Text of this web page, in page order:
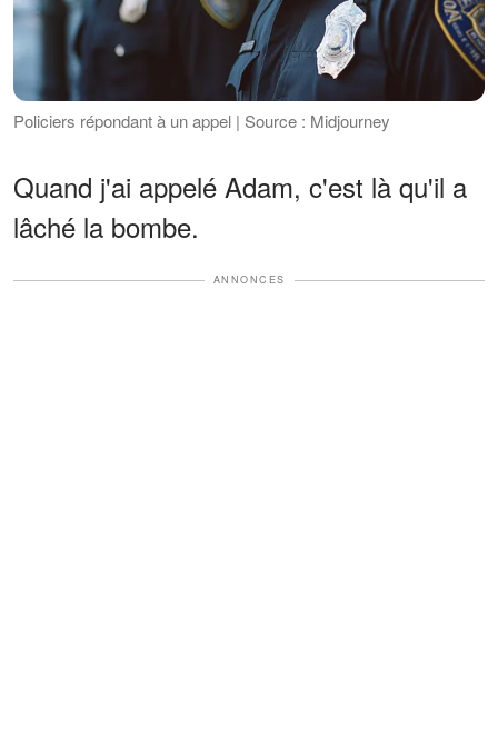
Policiers répondant à un appel | Source : Midjourney
Quand j'ai appelé Adam, c'est là qu'il a
lâché la bombe.
ANNONCES